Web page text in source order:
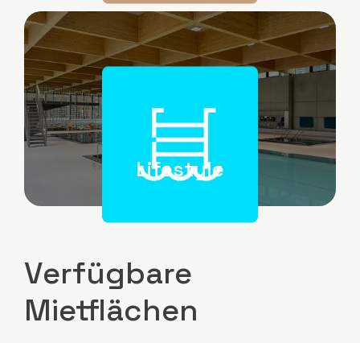
Image
Lifestyle
Verfügbare
Mietflächen